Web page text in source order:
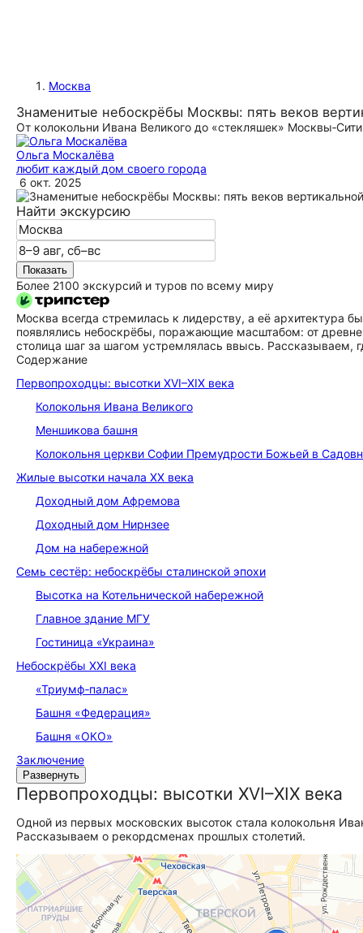
Москва
Знаменитые небоскрёбы Москвы: пять веков
От колокольни Ивана Великого до «стекляшек» Москвы‑Сити
Ольга Москалёва
любит каждый дом своего города
6 окт. 2025
Найти экскурсию
Показать
Более 2100 экскурсий и туров по всему миру
Москва всегда стремилась к лидерству, а её архитектура
появлялись небоскрёбы, поражающие масштабом: от
столица шаг за шагом устремлялась ввысь. Рассказываем,
Содержание
Первопроходцы: высотки XVI–XIX века
Колокольня Ивана Великого
Меншикова башня
Колокольня церкви Софии Премудрости Божьей в
Жилые высотки начала XX века
Доходный дом Афремова
Доходный дом Нирнзее
Дом на набережной
Семь сестёр: небоскрёбы сталинской эпохи
Высотка на Котельнической набережной
Главное здание МГУ
Гостиница «Украина»
Небоскрёбы XXI века
«Триумф‑палас»
Башня «Федерация»
Башня «ОКО»
Заключение
Развернуть
Первопроходцы: высотки XVI–XIX века
Одной из первых московских высоток стала колокольня
Рассказываем о рекордсменах прошлых столетий.